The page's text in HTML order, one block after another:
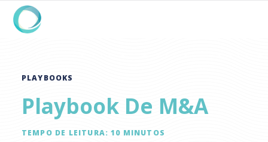
PLAYBOOKS
Playbook De M&A
TEMPO DE LEITURA: 10 MINUTOS